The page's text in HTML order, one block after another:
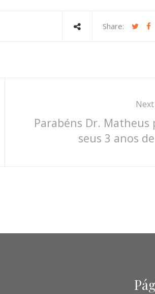
Share:
Parabéns Dr. Matheus
seus 3 anos